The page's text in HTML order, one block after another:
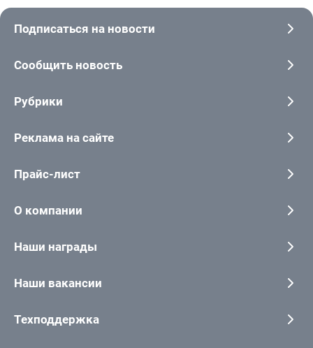
Подписаться на новости
Сообщить новость
Рубрики
Реклама на сайте
Прайс-лист
О компании
Наши награды
Наши вакансии
Техподдержка